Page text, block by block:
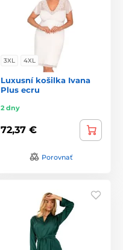
3XL 4XL
Luxusní košilka Ivana
Plus ecru
2 dny
72,37 €
Porovnať